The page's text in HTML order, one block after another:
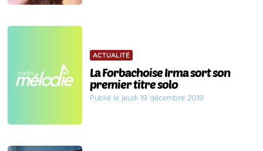
ACTUALITÉ
La Forbachoise Irma sort son
premier titre solo
Publié le jeudi 19 décembre 2019